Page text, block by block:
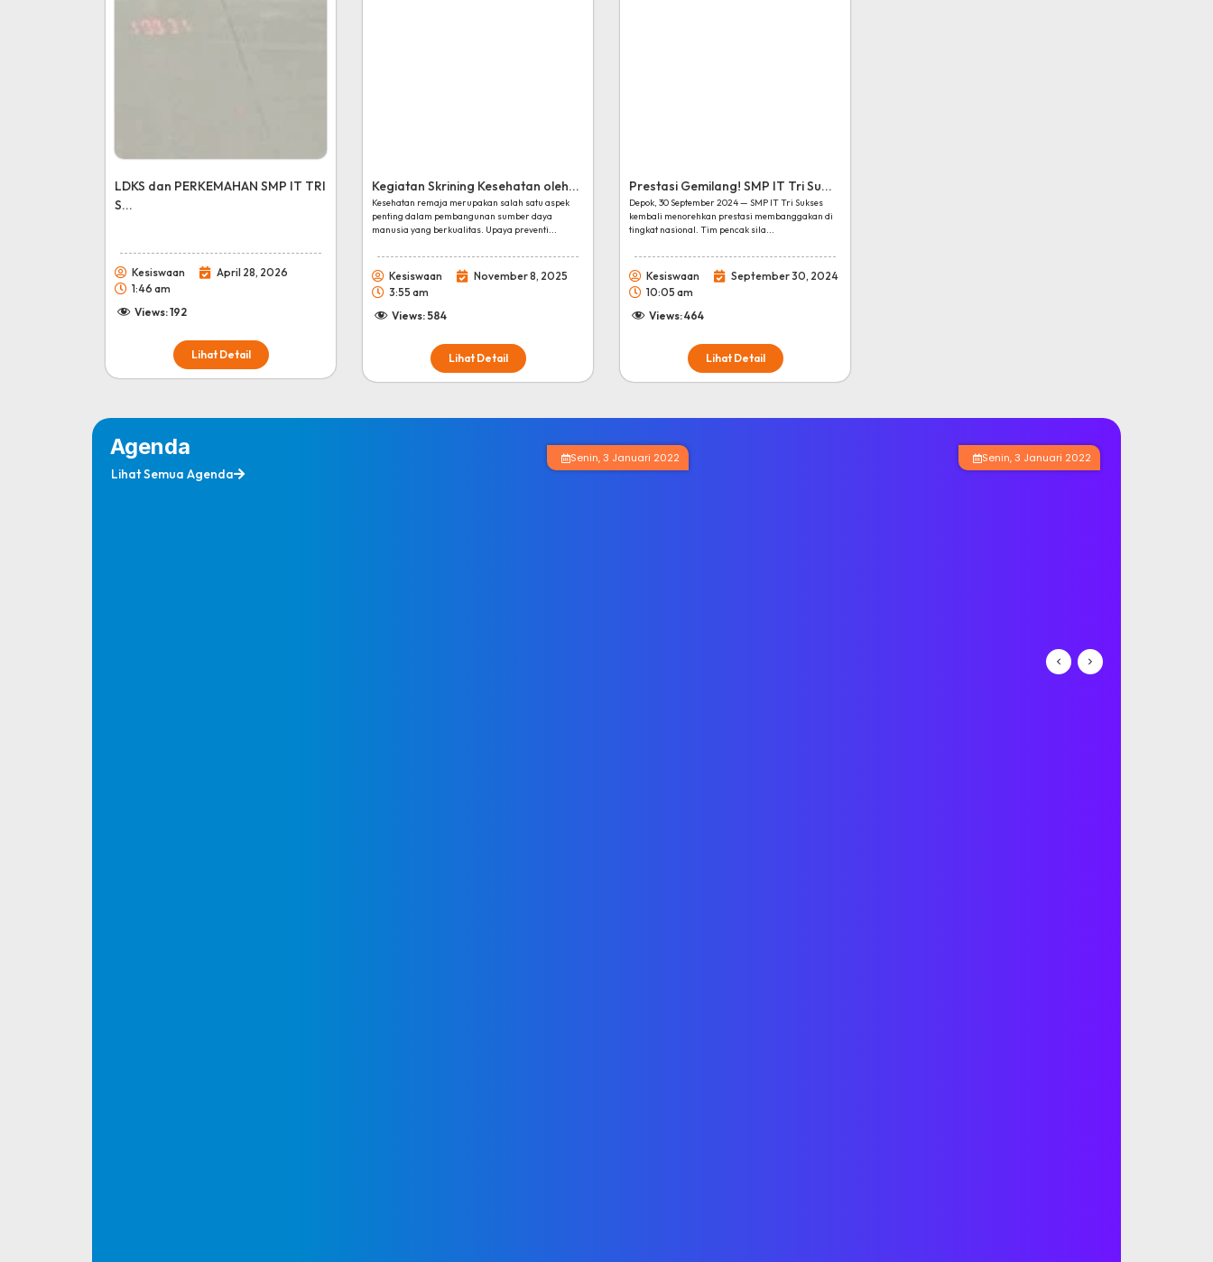
LDKS dan PERKEMAHAN SMP IT TRI
S...
Kesiswaan
April 28, 2026
1:46 am
Views:192
Lihat Detail
Kegiatan Skrining Kesehatan oleh...
Kesehatan remaja merupakan salah satu aspek
penting dalam pembangunan sumber daya
manusia yang berkualitas. Upaya preventi...
Kesiswaan
November 8, 2025
3:55 am
Views:584
Lihat Detail
Prestasi Gemilang! SMP IT Tri Su...
Depok, 30 September 2024 — SMP IT Tri Sukses
kembali menorehkan prestasi membanggakan di
tingkat nasional. Tim pencak sila...
Kesiswaan
September 30, 2024
10:05 am
Views:464
Lihat Detail
Agenda
Lihat Semua Agenda
Senin, 3 Januari 2022 Senin, 3 Januari 2022 Senin, 3 Januari 2022